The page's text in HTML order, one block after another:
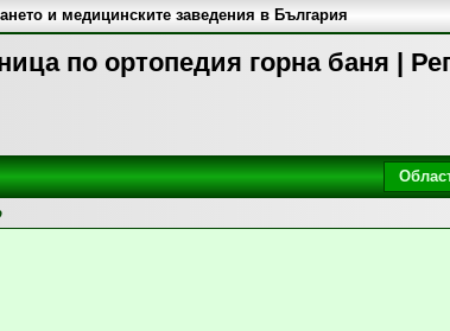
по ортопедия горна баня |
и медицинските заведения в България